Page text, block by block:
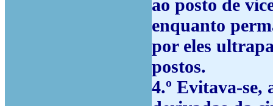
ao posto de
enquanto
por eles
postos.
4.º Evitava-se,